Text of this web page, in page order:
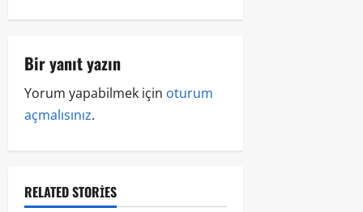
Bir yanıt yazın
Yorum yapabilmek için oturum
açmalısınız.
RELATED STORIES